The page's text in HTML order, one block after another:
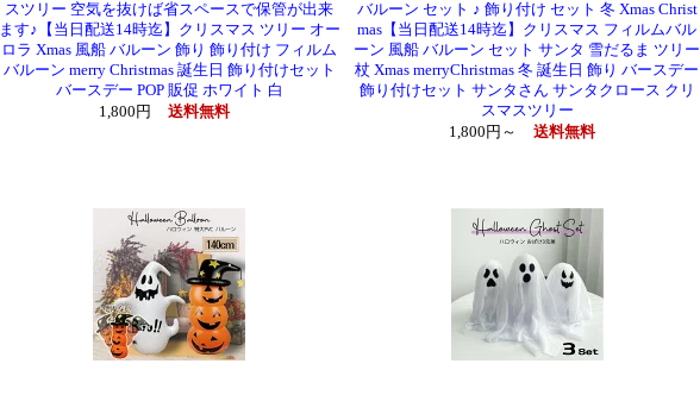
スツリー 空気を抜けば省スペースで保管が出来
ます♪【当日配送14時迄】クリスマス ツリー オー
ロラ Xmas 風船 バルーン 飾り 飾り付け フィルム
バルーン merry Christmas 誕生日 飾り付けセット
バースデー POP 販促 ホワイト 白
1,800円
送料無料
バルーン セット ♪ 飾り付け セット 冬 Xmas Christ
mas【当日配送14時迄】クリスマス フィルムバル
ーン 風船 バルーン セット サンタ 雪だるま ツリー
杖 Xmas merryChristmas 冬 誕生日 飾り バースデー
飾り付けセット サンタさん サンタクロース クリ
スマスツリー
1,800円～
送料無料